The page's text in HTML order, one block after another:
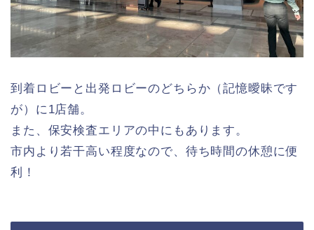
到着ロビーと出発ロビーのどちらか（記憶曖昧です
が）に1店舗。
また、保安検査エリアの中にもあります。
市内より若干高い程度なので、待ち時間の休憩に便
利！